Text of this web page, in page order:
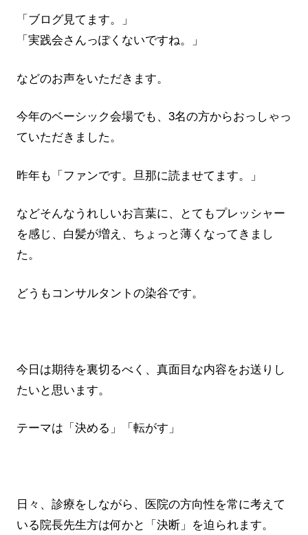
「ブログ見てます。」
「実践会さんっぽくないですね。」
などのお声をいただきます。
今年のベーシック会場でも、3名の方からおっしゃっ
ていただきました。
昨年も「ファンです。旦那に読ませてます。」
などそんなうれしいお言葉に、とてもプレッシャー
を感じ、白髪が増え、ちょっと薄くなってきまし
た。
どうもコンサルタントの染谷です。
今日は期待を裏切るべく、真面目な内容をお送りし
たいと思います。
テーマは「決める」「転がす」
日々、診療をしながら、医院の方向性を常に考えて
いる院長先生方は何かと「決断」を迫られます。